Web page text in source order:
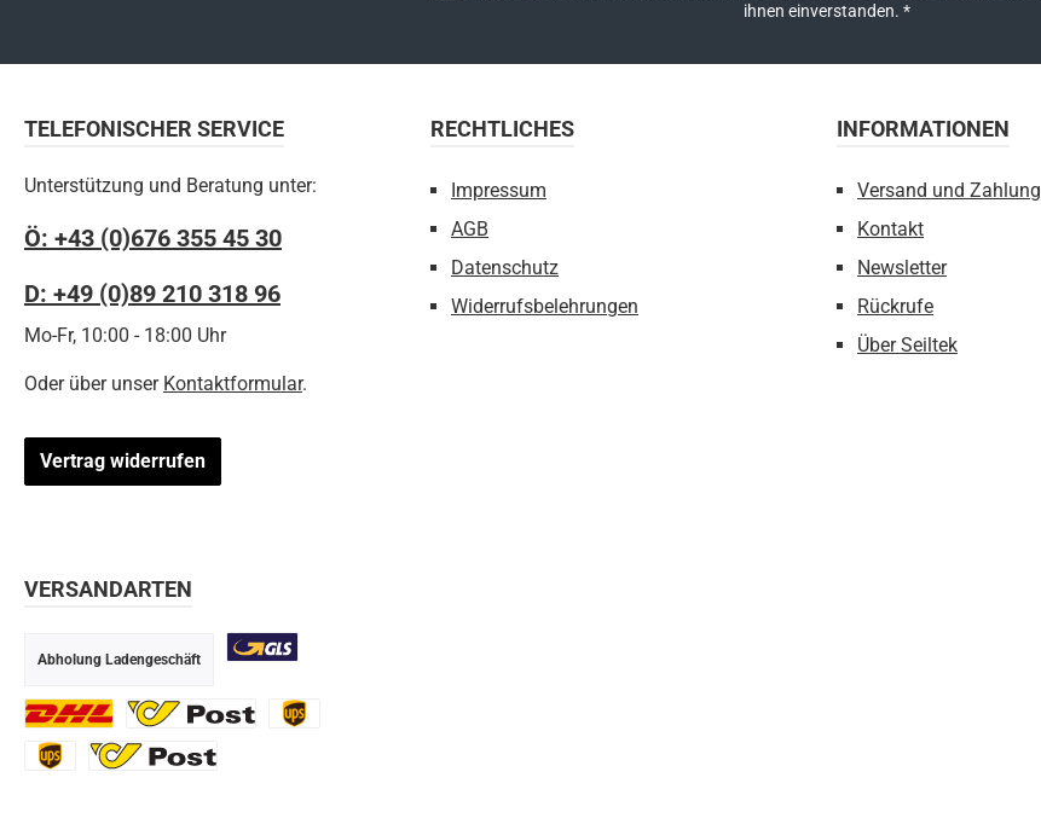
ihnen einverstanden. *
TELEFONISCHER SERVICE
Unterstützung und Beratung unter:
Ö: +43 (0)676 355 45 30
D: +49 (0)89 210 318 96
Mo-Fr, 10:00 - 18:00 Uhr
Oder über unser Kontaktformular.
Vertrag widerrufen
RECHTLICHES
Impressum
AGB
Datenschutz
Widerrufsbelehrungen
INFORMATIONEN
Versand und Zahlung
Kontakt
Newsletter
Rückrufe
Über Seiltek
VERSANDARTEN
Abholung Ladengeschäft
DHL Ö-Post